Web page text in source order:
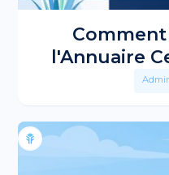
l'Annuaire